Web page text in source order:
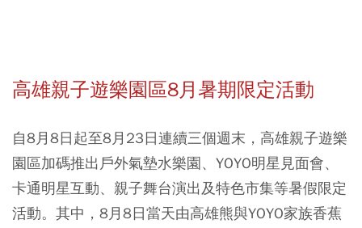
高雄親子遊樂園區8月暑期限定活動
自8月8日起至8月23日連續三個週末，高雄親子遊樂
園區加碼推出戶外氣墊水樂園、YOYO明星見面會、
卡通明星互動、親子舞台演出及特色市集等暑假限定
活動。其中，8月8日當天由高雄熊與YOYO家族香蕉